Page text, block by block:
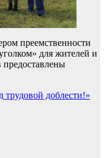
преемственности
для жителей и
предоставлены
доблести!»